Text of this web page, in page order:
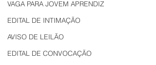
VAGA PARA JOVEM APRENDIZ
EDITAL DE INTIMAÇÃO
AVISO DE LEILÃO
EDITAL DE CONVOCAÇÃO